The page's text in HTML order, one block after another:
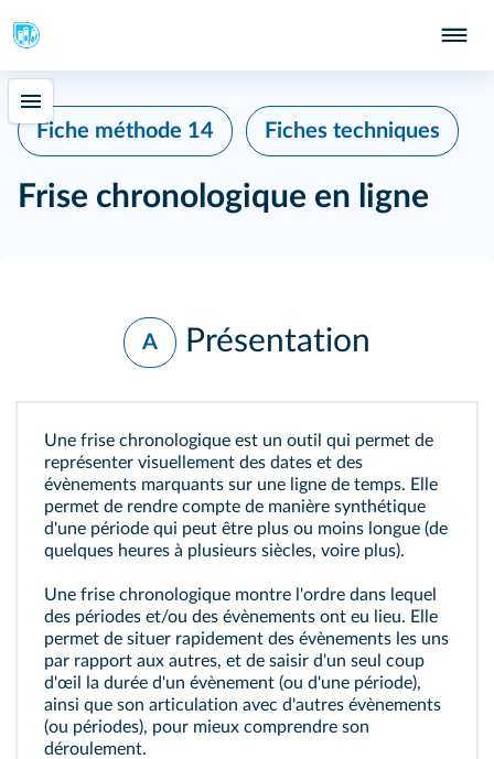
Fiche méthode 14 Fiches techniques
Frise chronologique en ligne
A Présentation
Une frise chronologique est un outil qui permet de
représenter visuellement des dates et des
évènements marquants sur une ligne de temps. Elle
permet de rendre compte de manière synthétique
d'une période qui peut être plus ou moins longue (de
quelques heures à plusieurs siècles, voire plus).
Une frise chronologique montre l'ordre dans lequel
des périodes et/ou des évènements ont eu lieu. Elle
permet de situer rapidement des évènements les uns
par rapport aux autres, et de saisir d'un seul coup
d'œil la durée d'un évènement (ou d'une période),
ainsi que son articulation avec d'autres évènements
(ou périodes), pour mieux comprendre son
déroulement.